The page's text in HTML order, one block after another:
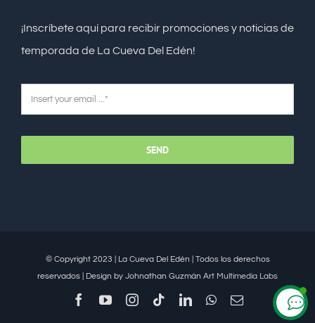
¡Inscríbete aquí para recibir promociones y noticias de
temporada de La Cueva Del Edén!
SEND
© Copyright 2023 | La Cueva Del Edén | Todos los derechos
reservados | Design by Johnathan Guzmán Art Multimedia Labs